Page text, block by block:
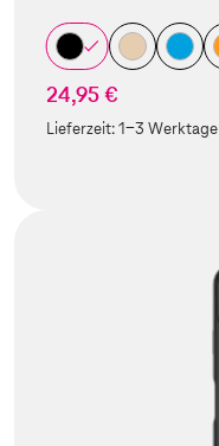
24,95 €
Lieferzeit:1-3 Werktage